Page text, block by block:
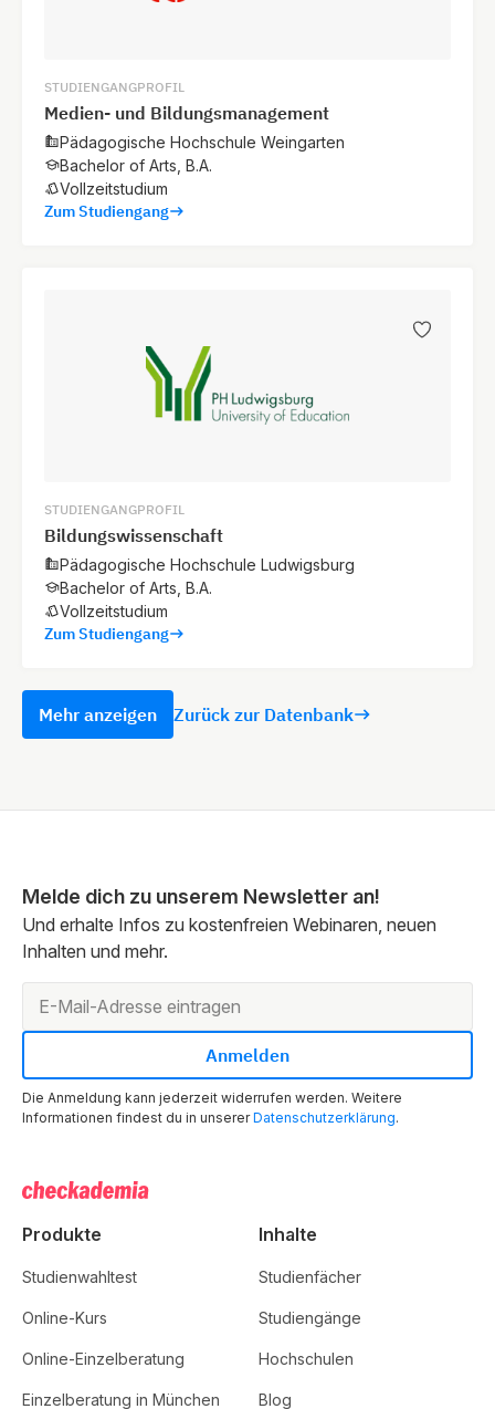
STUDIENGANGPROFIL
Medien- und Bildungsmanagement
Pädagogische Hochschule Weingarten
Bachelor of Arts, B.A.
Vollzeitstudium
Zum Studiengang
STUDIENGANGPROFIL
Bildungswissenschaft
Pädagogische Hochschule Ludwigsburg
Bachelor of Arts, B.A.
Vollzeitstudium
Zum Studiengang
Mehr anzeigen Zurück zur Datenbank
Melde dich zu unserem Newsletter an!
Und erhalte Infos zu kostenfreien Webinaren, neuen
Inhalten und mehr.
Die Anmeldung kann jederzeit widerrufen werden. Weitere
Informationen findest du in unsererDatenschutzerklärung.
Produkte
Studienwahltest
Online-Kurs
Online-Einzelberatung
Einzelberatung in München
Inhalte
Studienfächer
Studiengänge
Hochschulen
Blog